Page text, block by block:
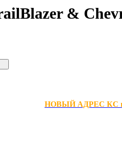
&
НОВЫЙ АДРЕС КС в